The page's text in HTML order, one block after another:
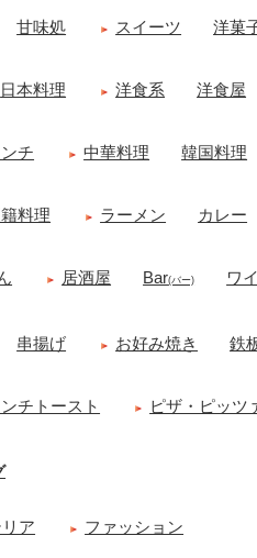
甘味処 スイーツ 洋菓
日本料理 洋食系 洋食屋
チ 中華料理 韓国料理
料理 ラーメン カレー
居酒屋 Bar(バー) ワ
串揚げ お好み焼き 鉄
チトースト ピザ・ピッツ
ア ファッション